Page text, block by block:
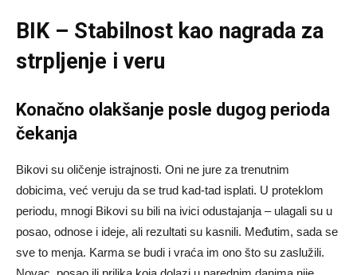
BIK – Stabilnost kao nagrada za
strpljenje i veru
Konačno olakšanje posle dugog perioda
čekanja
Bikovi su oličenje istrajnosti. Oni ne jure za trenutnim
dobicima, već veruju da se trud kad-tad isplati. U proteklom
periodu, mnogi Bikovi su bili na ivici odustajanja – ulagali su u
posao, odnose i ideje, ali rezultati su kasnili. Međutim, sada se
sve to menja. Karma se budi i vraća im ono što su zaslužili.